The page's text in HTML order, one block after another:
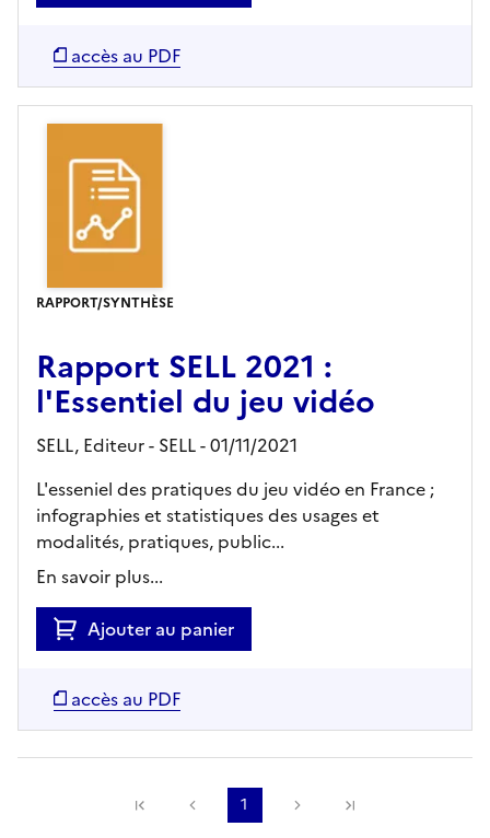
accès au PDF
RAPPORT/SYNTHÈSE
Rapport SELL 2021 :
l'Essentiel du jeu vidéo
SELL, Editeur- SELL- 01/11/2021
L'esseniel des pratiques du jeu vidéo en France ;
infographies et statistiques des usages et
modalités, pratiques, public...
En savoir plus...
Ajouter au panier
accès au PDF
Précédente
1 Suivante